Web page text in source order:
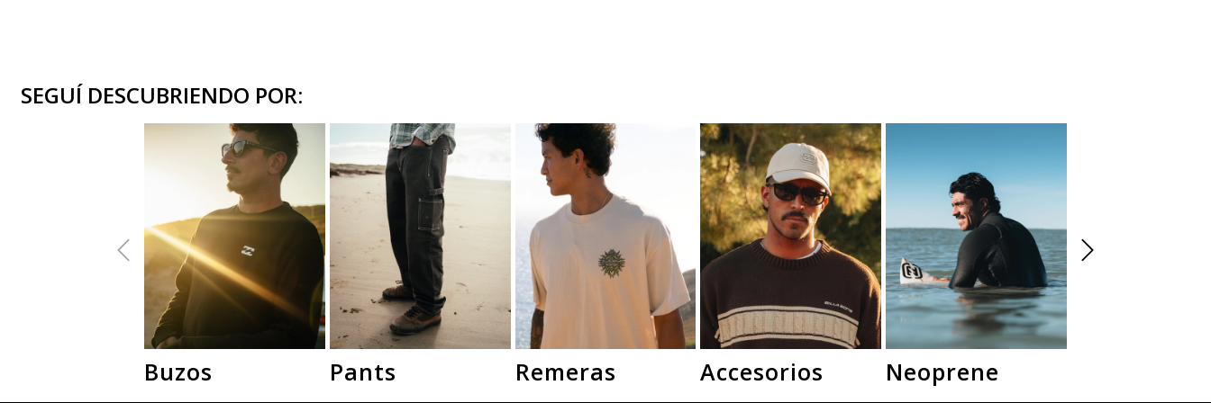
SEGUÍ DESCUBRIENDO POR:
Buzos Pants Remeras Accesorios Neoprene